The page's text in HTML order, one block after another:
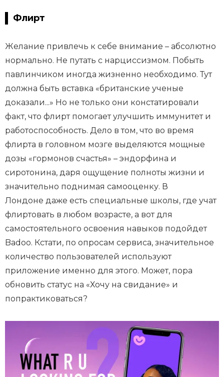
Флирт
Желание привлечь к себе внимание – абсолютно
нормально. Не путать с нарциссизмом. Побыть
павлинчиком иногда жизненно необходимо. Тут
должна быть вставка «британские ученые
доказали...» Но не только они констатировали
факт, что флирт помогает улучшить иммунитет и
работоспособность. Дело в том, что во время
флирта в головном мозге выделяются мощные
дозы «гормонов счастья» – эндорфина и
сиротонина, даря ощущение полноты жизни и
значительно поднимая самооценку. В
Лондоне даже есть специальные школы, где учат
флиртовать в любом возрасте, а вот для
самостоятельного освоения навыков подойдет
Badoo. Кстати, по опросам сервиса, значительное
количество пользователей используют
приложение именно для этого. Может, пора
обновить статус на «Хочу на свидание» и
попрактиковаться?